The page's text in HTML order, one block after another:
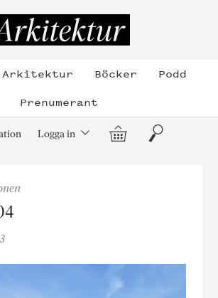
Arkitektur Böcker
Podd
Prenumerant
Logga in Varukorg
Sök